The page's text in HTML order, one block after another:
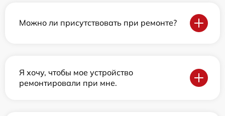
Можно ли присутствовать при ремонте?
Я хочу, чтобы мое устройство
ремонтировали при мне.